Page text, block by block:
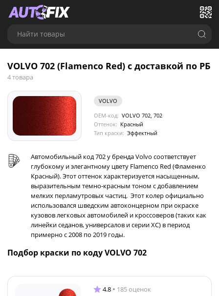
Найти товары
VOLVO 702 (Flamenco Red) с доставкой по РБ
4 товара
VOLVO
OEM-код: VOLVO 702, 702
Оттенок: Красный
Тип краски: Эффектный
Автомобильный код 702 у бренда Volvo соответствует
глубокому и элегантному цвету Flamenco Red (Фламенко
Красный). Этот оттенок характеризуется насыщенным,
выразительным темно-красным тоном с добавлением
мелких перламутровых частиц. Этот колер официально
использовался шведским автоконцерном при окраске
кузовов легковых автомобилей и кроссоверов (таких как
линейки седанов, универсалов и серии XC) в период
примерно с 2008 по 2019 годы.
Подбор краски по коду VOLVO 702
4.8 185 оценок